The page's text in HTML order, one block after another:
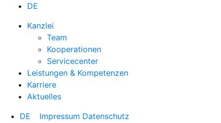
DE
Kanzlei
Team
Kooperationen
Servicecenter
Leistungen & Kompetenzen
Karriere
Aktuelles
DE
Impressum Datenschutz